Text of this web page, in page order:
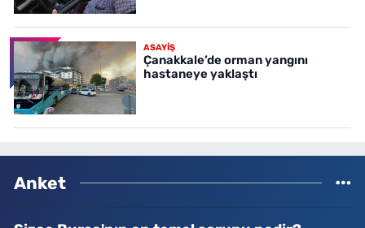
ASAYİŞ
Çanakkale’de orman yangını
hastaneye yaklaştı
Anket